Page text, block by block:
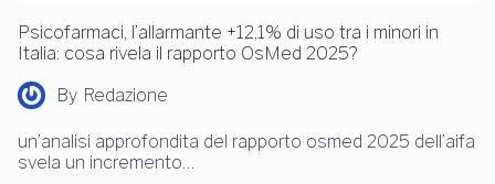
Psicofarmaci, l’allarmante +12,1% di uso tra i minori in
Italia: cosa rivela il rapporto OsMed 2025?
By Redazione
un’analisi approfondita del rapporto osmed 2025 dell’aifa
svela un incremento…